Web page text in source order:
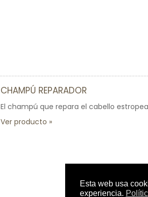
CHAMPÚ REPARADOR
El champú que repara el cabello
Ver producto